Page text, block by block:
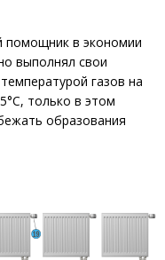
помощник в экономии
выполнял свои
газов на
только в этом
образования